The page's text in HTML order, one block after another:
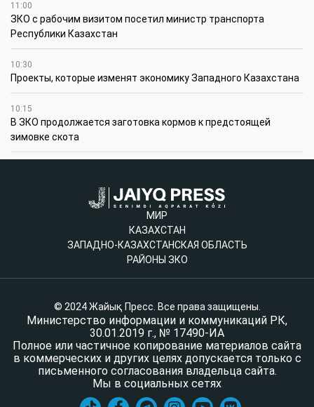
11:00
ЗКО с рабочим визитом посетил министр транспорта
Республики Казахстан
10:30
Проекты, которые изменят экономику Западного Казахстана
10:15
В ЗКО продолжается заготовка кормов к предстоящей
зимовке скота
МИР
КАЗАХСТАН
ЗАПАДНО-КАЗАХСТАНСКАЯ ОБЛАСТЬ
РАЙОНЫ ЗКО
© 2024 Жайық Пресс. Все права защищены.
Министерство информации и коммуникаций РК,
30.01.2019 г., № 17490-ИА
Полное или частичное копирование материалов сайта
в коммерческих и других целях допускается только с
письменного согласования владельца сайта.
Мы в социальных сетях